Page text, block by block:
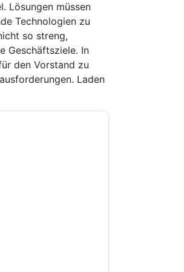
Lösungen müssen
Technologien zu
so streng,
Geschäftsziele. In
den Vorstand zu
Laden